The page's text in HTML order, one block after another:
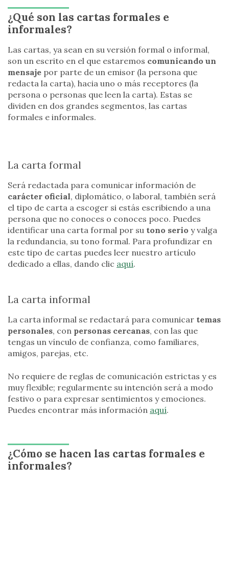
¿Qué son las cartas formales e
informales?
Las cartas, ya sean en su versión formal o informal,
son un escrito en el que estaremos comunicando un
mensaje por parte de un emisor (la persona que
redacta la carta), hacia uno o más receptores (la
persona o personas que leen la carta). Estas se
dividen en dos grandes segmentos, las cartas
formales e informales.
La carta formal
Será redactada para comunicar información de
carácter oficial, diplomático, o laboral, también será
el tipo de carta a escoger si estás escribiendo a una
persona que no conoces o conoces poco. Puedes
identificar una carta formal por su tono serio y valga
la redundancia, su tono formal. Para profundizar en
este tipo de cartas puedes leer nuestro artículo
dedicado a ellas, dando clic aquí.
La carta informal
La carta informal se redactará para comunicar temas
personales, con personas cercanas, con las que
tengas un vínculo de confianza, como familiares,
amigos, parejas, etc.
No requiere de reglas de comunicación estrictas y es
muy flexible; regularmente su intención será a modo
festivo o para expresar sentimientos y emociones.
Puedes encontrar más información aquí.
¿Cómo se hacen las cartas formales e
informales?